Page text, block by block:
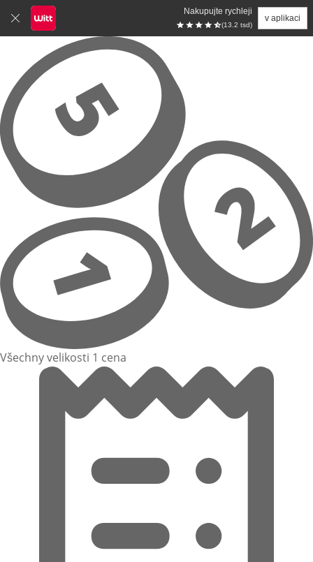
Nakupujte rychleji
(13.2 tsd)
v aplikaci
Přeskočit na hlavní obsah
Všechny velikosti 1 cena